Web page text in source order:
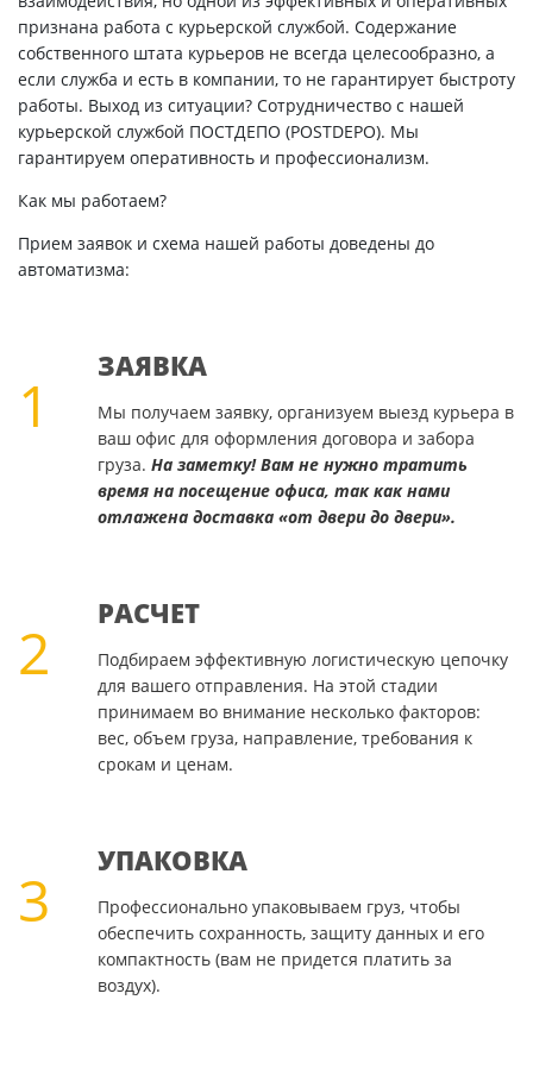
признана работа с курьерской службой. Содержание
собственного штата курьеров не всегда целесообразно, а
если служба и есть в компании, то не гарантирует быстроту
работы. Выход из ситуации? Сотрудничество с нашей
курьерской службой ПОСТДЕПО (POSTDEPO). Мы
гарантируем оперативность и профессионализм.
Как мы работаем?
Прием заявок и схема нашей работы доведены до
автоматизма:
1
ЗАЯВКА
Мы получаем заявку, организуем выезд курьера в
ваш офис для оформления договора и забора
груза. На заметку! Вам не нужно тратить
время на посещение офиса, так как нами
отлажена доставка «от двери до двери».
2
РАСЧЕТ
Подбираем эффективную логистическую цепочку
для вашего отправления. На этой стадии
принимаем во внимание несколько факторов:
вес, объем груза, направление, требования к
срокам и ценам.
3
УПАКОВКА
Профессионально упаковываем груз, чтобы
обеспечить сохранность, защиту данных и его
компактность (вам не придется платить за
воздух).